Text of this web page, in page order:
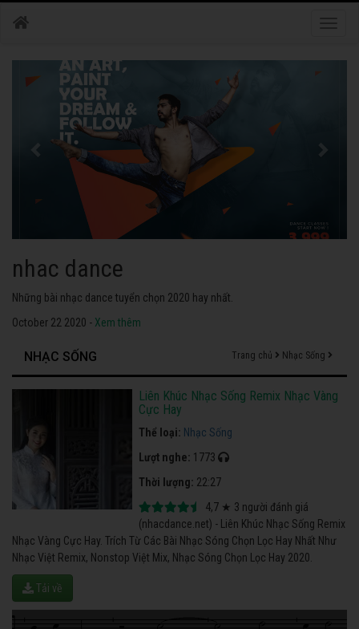
nhac dance
Những bài nhạc dance tuyển chọn 2020 hay nhất.
October 22 2020 - Xem thêm
NHẠC SỐNG Trang chủ Nhạc Sống
Liên Khúc Nhạc Sống Remix Nhạc Vàng
Cực Hay
Thể loại: Nhạc Sống
Lượt nghe: 1773
Thời lượng: 22:27
4,7 ★ 3 người đánh giá
(nhacdance.net) - Liên Khúc Nhạc Sống Remix
Nhạc Vàng Cực Hay. Trích Từ Các Bài Nhạc Sóng Chọn Lọc Hay Nhất Như
Nhạc Việt Remix, Nonstop Việt Mix, Nhạc Sóng Chọn Lọc Hay 2020.
Tải về